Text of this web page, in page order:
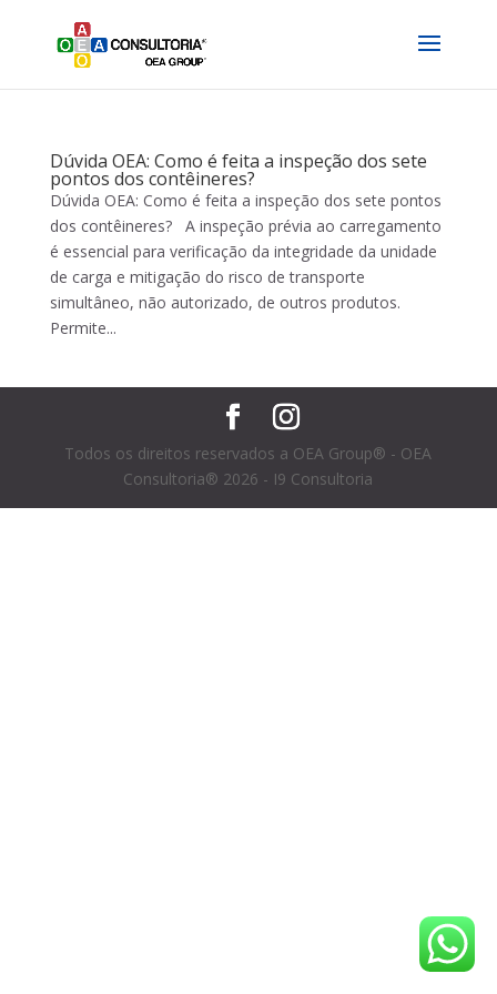
Dúvida OEA: Como é feita a inspeção dos sete
pontos dos contêineres?
Dúvida OEA: Como é feita a inspeção dos sete pontos
dos contêineres? A inspeção prévia ao carregamento
é essencial para verificação da integridade da unidade
de carga e mitigação do risco de transporte
simultâneo, não autorizado, de outros produtos.
Permite...
Todos os direitos reservados a OEA Group® - OEA
Consultoria® 2026 - I9 Consultoria